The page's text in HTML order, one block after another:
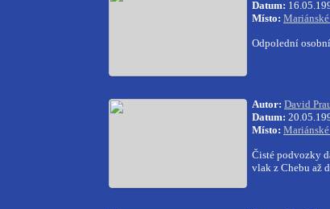
Datum:
Místo:
Odpolední
Autor: David
Datum:
Místo:
Čisté podvozky
vlak z Chebu až